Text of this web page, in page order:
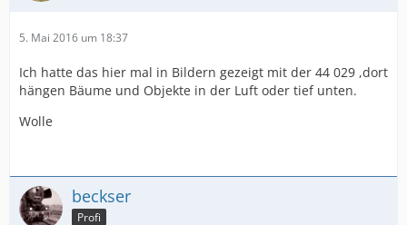
5. Mai 2016 um 18:37
Ich hatte das hier mal in Bildern gezeigt mit der 44 029 ,dort
hängen Bäume und Objekte in der Luft oder tief unten.
Wolle
beckser
Profi